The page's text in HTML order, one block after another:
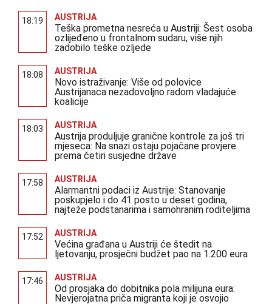
18:19 AUSTRIJA
Teška prometna nesreća u Austriji: Šest osoba
ozlijeđeno u frontalnom sudaru, više njih
zadobilo teške ozljede
18:08 AUSTRIJA
Novo istraživanje: Više od polovice
Austrijanaca nezadovoljno radom vladajuće
koalicije
18:03 AUSTRIJA
Austrija produljuje granične kontrole za još tri
mjeseca: Na snazi ostaju pojačane provjere
prema četiri susjedne države
17:58 AUSTRIJA
Alarmantni podaci iz Austrije: Stanovanje
poskupjelo i do 41 posto u deset godina,
najteže podstanarima i samohranim roditeljima
17:52 AUSTRIJA
Većina građana u Austriji će štedit na
ljetovanju, prosječni budžet pao na 1.200 eura
17:46 AUSTRIJA
Od prosjaka do dobitnika pola milijuna eura:
Nevjerojatna priča migranta koji je osvojio